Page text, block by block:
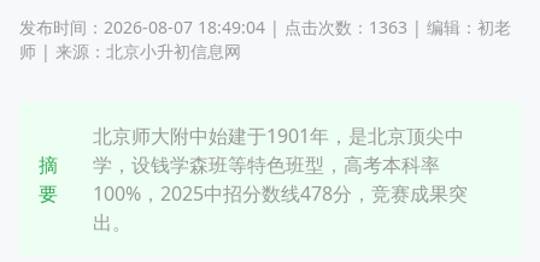
发布时间：2026-08-07 18:49:04 | 点击次数：1363 | 编辑：初老
师 | 来源：北京小升初信息网
摘
要
北京师大附中始建于1901年，是北京顶尖中
学，设钱学森班等特色班型，高考本科率
100%，2025中招分数线478分，竞赛成果突
出。